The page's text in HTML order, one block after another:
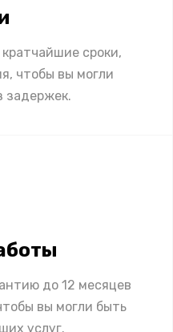
сроки,
чтобы вы могли
задержек.
до 12 месяцев
вы могли быть
услуг.